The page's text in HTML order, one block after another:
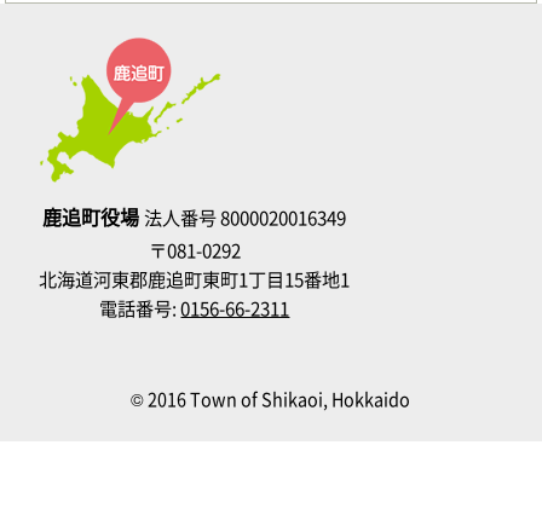
鹿追町役場法人番号 8000020016349
〒081-0292
北海道河東郡鹿追町東町1丁目15番地1
電話番号:0156-66-2311
© 2016 Town of Shikaoi, Hokkaido